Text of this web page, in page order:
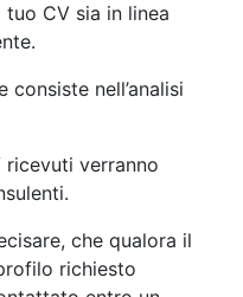
CV sia in linea
consiste nell’analisi
verranno
che qualora il
richiesto